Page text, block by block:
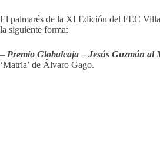
El palmarés de la XI Edición del FEC
la siguiente forma:
– Premio Globalcaja – Jesús Guzmán al
‘Matria’ de Álvaro Gago.